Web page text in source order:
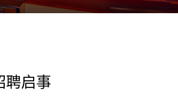
聘启事